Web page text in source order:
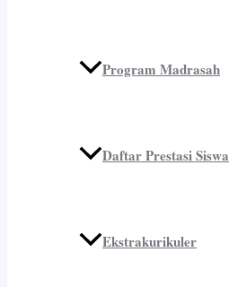
Program Madrasah
Daftar Prestasi Siswa
Ekstrakurikuler